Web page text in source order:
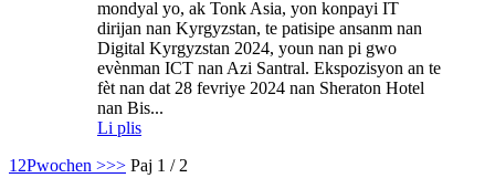
mondyal yo, ak Tonk Asia, yon konpayi IT
dirijan nan Kyrgyzstan, te patisipe ansanm nan
Digital Kyrgyzstan 2024, youn nan pi gwo
evènman ICT nan Azi Santral. Ekspozisyon an te
fèt nan dat 28 fevriye 2024 nan Sheraton Hotel
nan Bis...
Li plis
1 2Pwochen >>> Paj 1 / 2